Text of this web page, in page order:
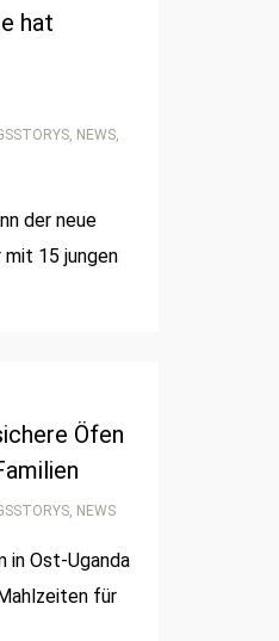
hat
, NEWS,
der neue
mit 15 jungen
Öfen
, NEWS
in Ost-Uganda
für